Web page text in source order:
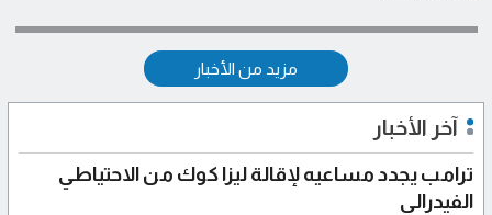
مزيد من الأخبار
آخر الأخبار
ترامب يجدد مساعيه لإقالة ليزا كوك من الاحتياطي
الفيدرالي